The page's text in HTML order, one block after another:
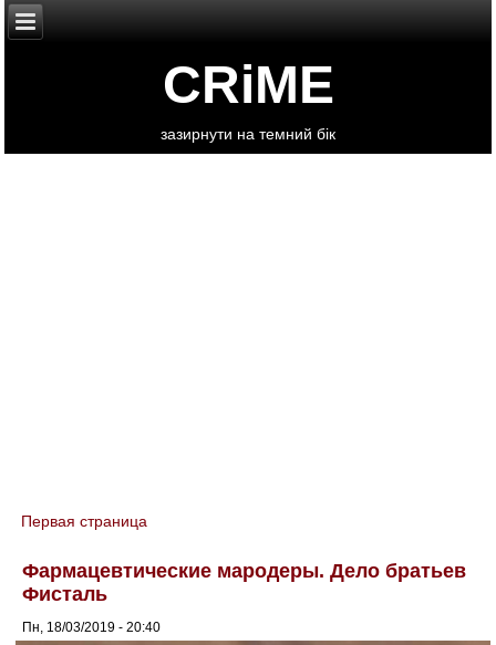
CRiME
зазирнути на темний бік
You are here
Первая страница
Фармацевтические мародеры. Дело братьев
Фисталь
Пн, 18/03/2019 - 20:40